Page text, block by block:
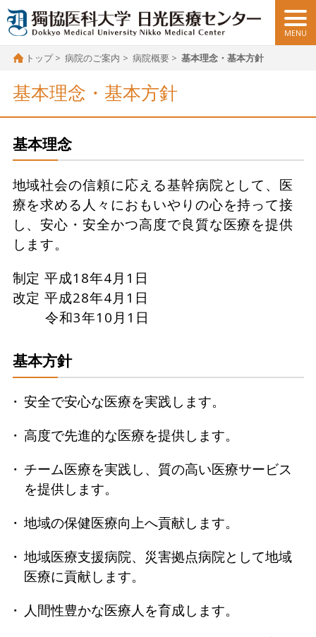
トップ 病院のご案内 病院概要 基本理念・基本方針
基本理念・基本方針
基本理念
地域社会の信頼に応える基幹病院として、医
療を求める人々におもいやりの心を持って接
し、安心・安全かつ高度で良質な医療を提供
します。
制定 平成18年4月1日
改定 平成28年4月1日
令和3年10月1日
基本方針
安全で安心な医療を実践します。
高度で先進的な医療を提供します。
チーム医療を実践し、質の高い医療サービス
を提供します。
地域の保健医療向上へ貢献します。
地域医療支援病院、災害拠点病院として地域
医療に貢献します。
人間性豊かな医療人を育成します。